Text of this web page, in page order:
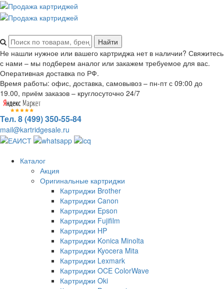
Не нашли нужное или вашего картриджа нет в наличии? Свяжитесь
с нами – мы подберем аналог или закажем требуемое для вас.
Оперативная доставка по РФ.
Время работы: офис, доставка, самовывоз – пн-пт с 09:00 до
19.00, приём заказов – круглосуточно 24/7
Тел. 8 (499) 350-55-84
mail@kartridgesale.ru
Каталог
Акция
Оригинальные картриджи
Картриджи Brother
Картриджи Canon
Картриджи Epson
Картриджи Fujifilm
Картриджи HP
Картриджи Konica Minolta
Картриджи Kyocera Mita
Картриджи Lexmark
Картриджи OCE ColorWave
Картриджи Oki